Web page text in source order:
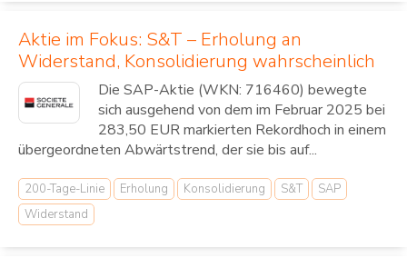
Aktie im Fokus: S&T – Erholung an
Widerstand, Konsolidierung wahrscheinlich
Die SAP-Aktie (WKN: 716460) bewegte
sich ausgehend von dem im Februar 2025 bei
283,50 EUR markierten Rekordhoch in einem
übergeordneten Abwärtstrend, der sie bis auf...
200-Tage-Linie Erholung Konsolidierung S&T
SAP
Widerstand